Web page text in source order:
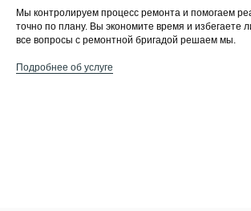
Мы контролируем процесс ремонта и помогаем
точно по плану. Вы экономите время и избегаете
все вопросы с ремонтной бригадой решаем мы.
Подробнее об услуге